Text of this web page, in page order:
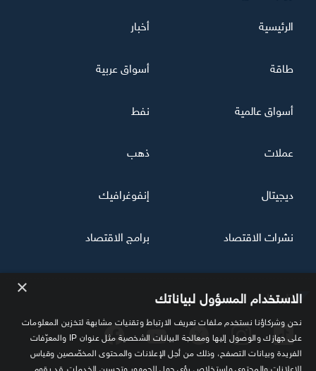
تابعنا
الرئيسية أخبار
طاقة أسواق عربية
أسواق عالمية نفط
عملات ذهب
ديجيتال إنفوغرافيك
نشرات الاقتصاد برامج الاقتصاد
× الاستخدام المسؤول لبياناتك
نحن وشركاؤنا نستخدم ملفات تعريف الارتباط وتقنيات مشابهة لتخزين المعلومات
على جهازك والوصول إليها ومعالجة البيانات الشخصية مثل عنوان IP والمعرّفات
الفريدة وبيانات التصفح، وذلك من أجل الإعلانات والمحتوى المخصّصين وقياس
الإعلانات والمحتوى واستخلاص رؤى حول الجمهور وتحسين الخدمات. قد يقوم